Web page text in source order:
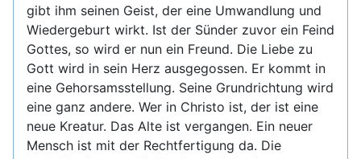
gibt ihm seinen Geist, der eine Umwandlung und
Wiedergeburt wirkt. Ist der Sünder zuvor ein Feind
Gottes, so wird er nun ein Freund. Die Liebe zu
Gott wird in sein Herz ausgegossen. Er kommt in
eine Gehorsamsstellung. Seine Grundrichtung wird
eine ganz andere. Wer in Christo ist, der ist eine
neue Kreatur. Das Alte ist vergangen. Ein neuer
Mensch ist mit der Rechtfertigung da. Die